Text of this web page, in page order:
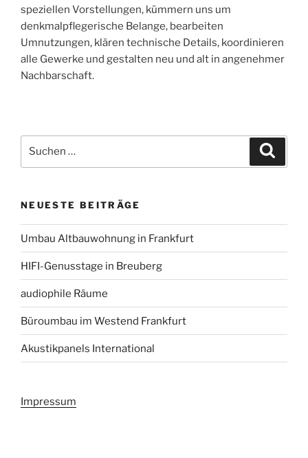
speziellen Vorstellungen, kümmern uns um
denkmalpflegerische Belange, bearbeiten
Umnutzungen, klären technische Details, koordinieren
alle Gewerke und gestalten neu und alt in angenehmer
Nachbarschaft.
nach:
NEUESTE BEITRÄGE
Umbau Altbauwohnung in Frankfurt
HIFI-Genusstage in Breuberg
audiophile Räume
Büroumbau im Westend Frankfurt
Akustikpanels International
Impressum